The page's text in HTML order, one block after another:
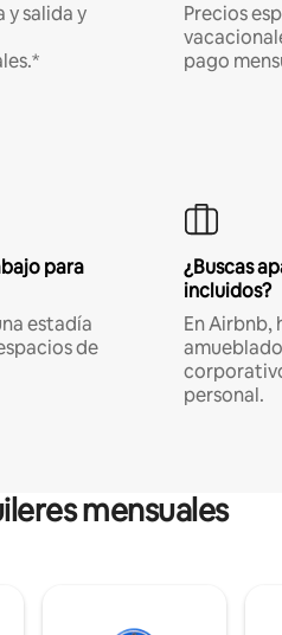
y salida y
Precios
pago
para
estadía
de
¿Buscas
incluidos?
En
personal.
mensuales